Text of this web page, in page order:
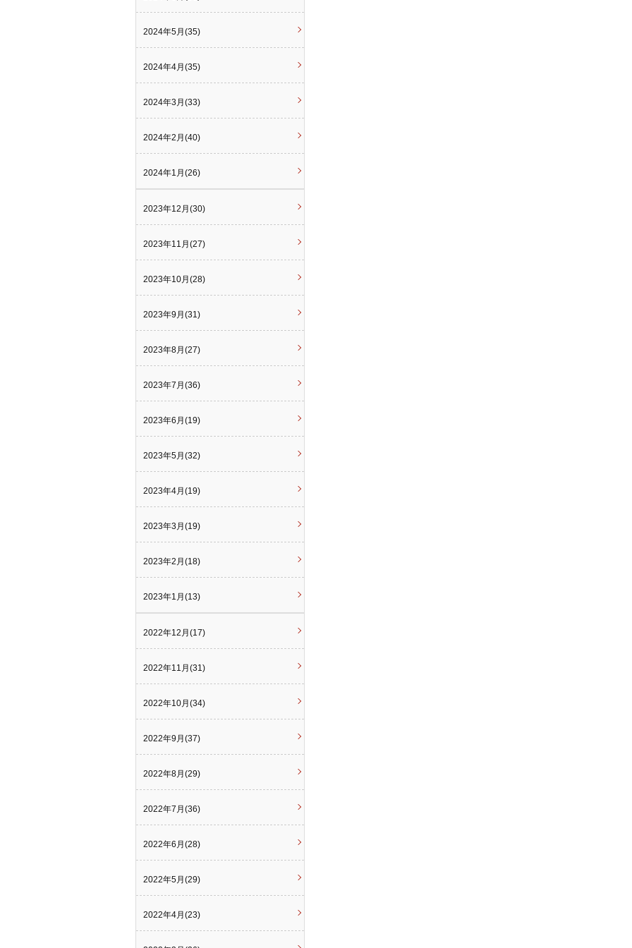
2024年5月(35)
2024年4月(35)
2024年3月(33)
2024年2月(40)
2024年1月(26)
2023年12月(30)
2023年11月(27)
2023年10月(28)
2023年9月(31)
2023年8月(27)
2023年7月(36)
2023年6月(19)
2023年5月(32)
2023年4月(19)
2023年3月(19)
2023年2月(18)
2023年1月(13)
2022年12月(17)
2022年11月(31)
2022年10月(34)
2022年9月(37)
2022年8月(29)
2022年7月(36)
2022年6月(28)
2022年5月(29)
2022年4月(23)